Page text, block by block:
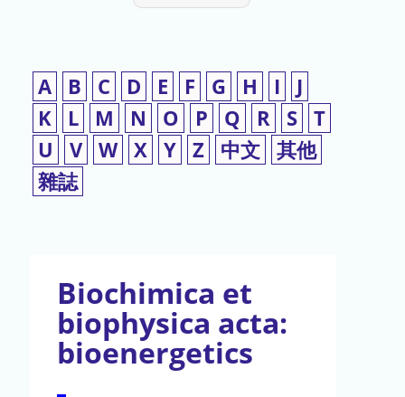
A B C D E F G H I
J
K
L M N O P Q R S T
U
V W X Y Z 中文 其他
雜誌
Biochimica et
biophysica acta:
bioenergetics